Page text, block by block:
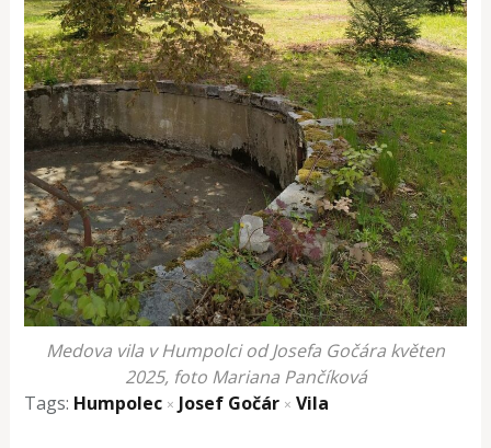
Medova vila v Humpolci od Josefa Gočára květen
2025, foto Mariana Pančíková
Tags: Humpolec × Josef Gočár × Vila